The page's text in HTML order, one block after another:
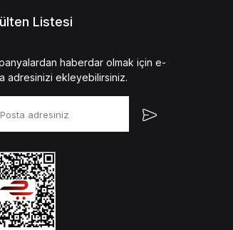
Listesi
haberdar olmak için e-
adresinizi ekleyebilirsiniz.